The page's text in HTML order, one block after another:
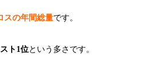
スの年間総量です。
ト 1位という多さです。